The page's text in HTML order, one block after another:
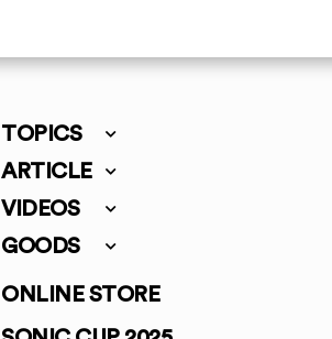
TOPICS
ARTICLE
VIDEOS
GOODS
ONLINE STORE